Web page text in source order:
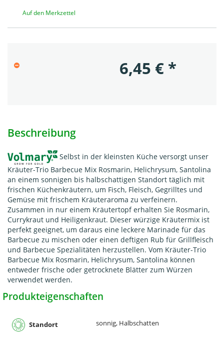
Auf den Merkzettel
6,45 € *
Beschreibung
Selbst in der kleinsten Küche versorgt unser
Kräuter-Trio Barbecue Mix Rosmarin, Helichrysum, Santolina
an einem sonnigen bis halbschattigen Standort täglich mit
frischen Küchenkräutern, um Fisch, Fleisch, Gegrilltes und
Gemüse mit frischem Kräuteraroma zu verfeinern.
Zusammen in nur einem Kräutertopf erhalten Sie Rosmarin,
Currykraut und Heiligenkraut. Dieser würzige Kräutermix ist
perfekt geeignet, um daraus eine leckere Marinade für das
Barbecue zu mischen oder einen deftigen Rub für Grillfleisch
und Barbecue Spezialitäten herzustellen. Vom Kräuter-Trio
Barbecue Mix Rosmarin, Helichrysum, Santolina können
entweder frische oder getrocknete Blätter zum Würzen
verwendet werden.
Produkteigenschaften
Standort sonnig, Halbschatten